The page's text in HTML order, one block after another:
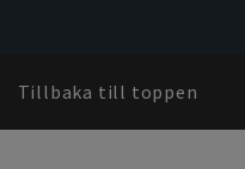
Tillbaka till toppen